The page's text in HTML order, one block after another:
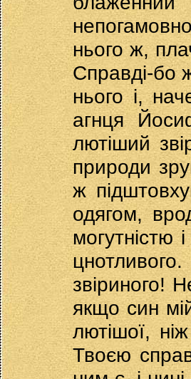
нього ж,
Справді-бо
нього і,
агнця
лютіший
природи
ж
одягом,
могутністю
звіриного!
якщо син
лютішої,
Твоєю